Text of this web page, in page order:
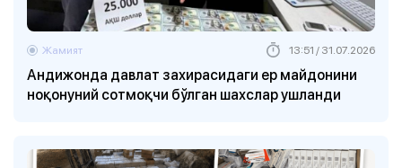
Андижонда давлат захирасидаги ер майдонини
ноқонуний сотмоқчи бўлган шахслар ушланди
Жамият 13:51 / 31.07.2026